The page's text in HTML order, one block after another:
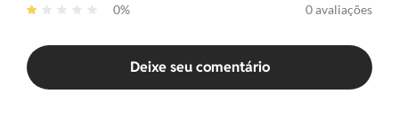
0% 0 avaliações
Deixe seu comentário